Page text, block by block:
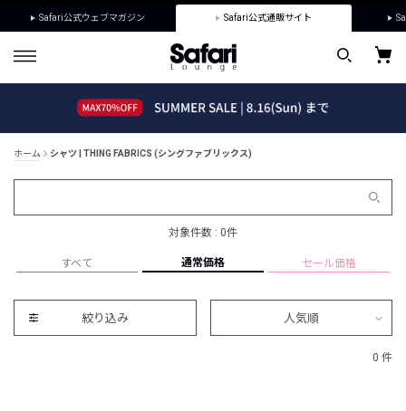
Safari公式ウェブマガジン Safari公式通販サイト
ホーム シャツ | THING FABRICS (シングファブリックス)
対象件数 : 0件
すべて 通常価格 セール価格
絞り込み 人気順
0 件